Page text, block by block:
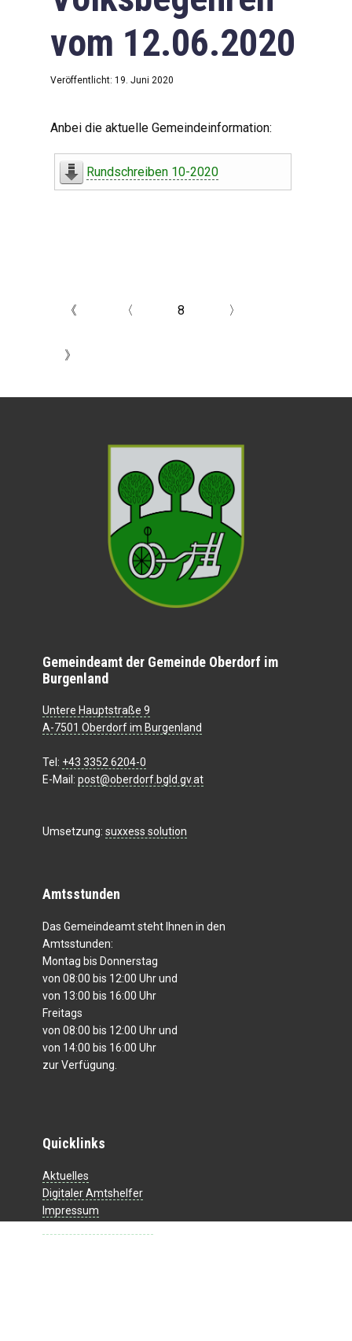
vom 12.06.2020
Veröffentlicht: 19. Juni 2020
Anbei die aktuelle Gemeindeinformation:
Rundschreiben 10-2020
《 〈 8 〉
》
Gemeindeamt der Gemeinde Oberdorf im
Burgenland
Untere Hauptstraße 9
A-7501 Oberdorf im Burgenland
Tel: +43 3352 6204-0
E-Mail: post@oberdorf.bgld.gv.at
Umsetzung: suxxess solution
Amtsstunden
Das Gemeindeamt steht Ihnen in den
Amtsstunden:
Montag bis Donnerstag
von 08:00 bis 12:00 Uhr und
von 13:00 bis 16:00 Uhr
Freitags
von 08:00 bis 12:00 Uhr und
von 14:00 bis 16:00 Uhr
zur Verfügung.
Quicklinks
Aktuelles
Digitaler Amtshelfer
Impressum